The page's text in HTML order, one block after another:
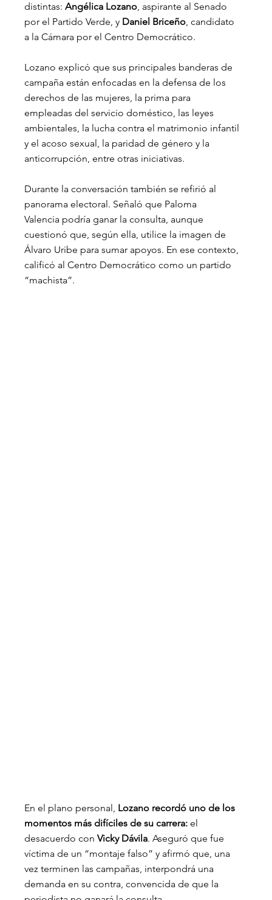
distintas: Angélica Lozano, aspirante al Senado
por el Partido Verde, y Daniel Briceño, candidato
a la Cámara por el Centro Democrático.
Lozano explicó que sus principales banderas de
campaña están enfocadas en la defensa de los
derechos de las mujeres, la prima para
empleadas del servicio doméstico, las leyes
ambientales, la lucha contra el matrimonio infantil
y el acoso sexual, la paridad de género y la
anticorrupción, entre otras iniciativas.
Durante la conversación también se refirió al
panorama electoral. Señaló que Paloma
Valencia podría ganar la consulta, aunque
cuestionó que, según ella, utilice la imagen de
Álvaro Uribe para sumar apoyos. En ese contexto,
calificó al Centro Democrático como un partido
“machista”.
En el plano personal, Lozano recordó uno de los
momentos más difíciles de su carrera: el
desacuerdo con Vicky Dávila. Aseguró que fue
víctima de un “montaje falso” y afirmó que, una
vez terminen las campañas, interpondrá una
demanda en su contra, convencida de que la